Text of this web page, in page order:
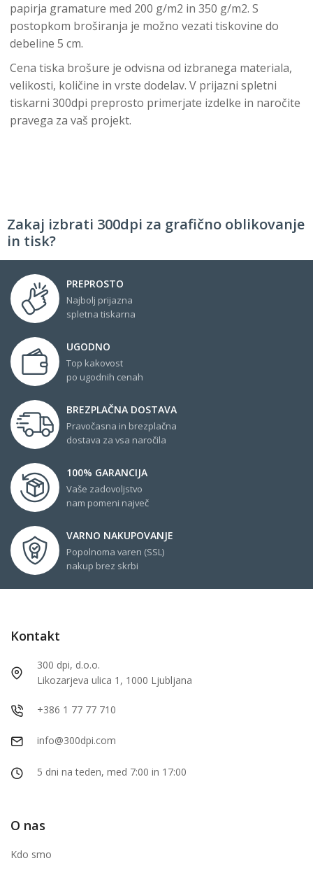
papirja gramature med 200 g/m2 in 350 g/m2. S
postopkom broširanja je možno vezati tiskovine do
debeline 5 cm.
Cena tiska brošure je odvisna od izbranega materiala,
velikosti, količine in vrste dodelav. V prijazni spletni
tiskarni 300dpi preprosto primerjate izdelke in naročite
pravega za vaš projekt.
Zakaj izbrati 300dpi za grafično oblikovanje
in tisk?
PREPROSTO
Najbolj prijazna
spletna tiskarna
UGODNO
Top kakovost
po ugodnih cenah
BREZPLAČNA DOSTAVA
Pravočasna in brezplačna
dostava za vsa naročila
100% GARANCIJA
Vaše zadovoljstvo
nam pomeni največ
VARNO NAKUPOVANJE
Popolnoma varen (SSL)
nakup brez skrbi
Kontakt
300 dpi, d.o.o.
Likozarjeva ulica 1, 1000 Ljubljana
+386 1 77 77 710
info@300dpi.com
5 dni na teden, med 7:00 in 17:00
O nas
Kdo smo